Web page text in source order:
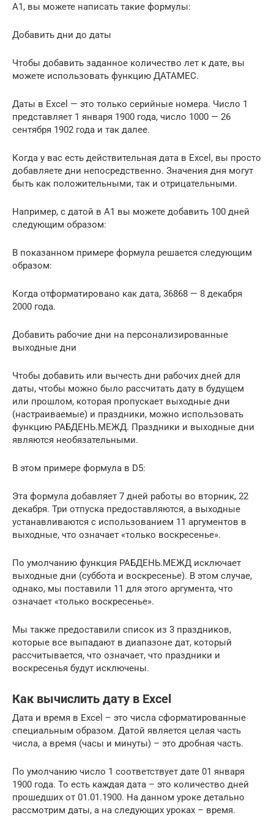
A1, вы можете написать такие формулы:
Добавить дни до даты
Чтобы добавить заданное количество лет к дате, вы
можете использовать функцию ДАТАМЕС.
Даты в Excel — это только серийные номера. Число 1
представляет 1 января 1900 года, число 1000 — 26
сентября 1902 года и так далее.
Когда у вас есть действительная дата в Excel, вы просто
добавляете дни непосредственно. Значения дня могут
быть как положительными, так и отрицательными.
Например, с датой в A1 вы можете добавить 100 дней
следующим образом:
В показанном примере формула решается следующим
образом:
Когда отформатировано как дата, 36868 — 8 декабря
2000 года.
Добавить рабочие дни на персонализированные
выходные дни
Чтобы добавить или вычесть дни рабочих дней для
даты, чтобы можно было рассчитать дату в будущем
или прошлом, которая пропускает выходные дни
(настраиваемые) и праздники, можно использовать
функцию РАБДЕНЬ.МЕЖД. Праздники и выходные дни
являются необязательными.
В этом примере формула в D5:
Эта формула добавляет 7 дней работы во вторник, 22
декабря. Три отпуска предоставляются, а выходные
устанавливаются с использованием 11 аргументов в
выходные, что означает «только воскресенье».
По умолчанию функция РАБДЕНЬ.МЕЖД исключает
выходные дни (суббота и воскресенье). В этом случае,
однако, мы поставили 11 для этого аргумента, что
означает «только воскресенье».
Мы также предоставили список из 3 праздников,
которые все выпадают в диапазоне дат, который
рассчитывается, что означает, что праздники и
воскресенья будут исключены.
Как вычислить дату в Excel
Дата и время в Excel – это числа сформатированные
специальным образом. Датой является целая часть
числа, а время (часы и минуты) – это дробная часть.
По умолчанию число 1 соответствует дате 01 января
1900 года. То есть каждая дата – это количество дней
прошедших от 01.01.1900. На данном уроке детально
рассмотрим даты, а на следующих уроках – время.